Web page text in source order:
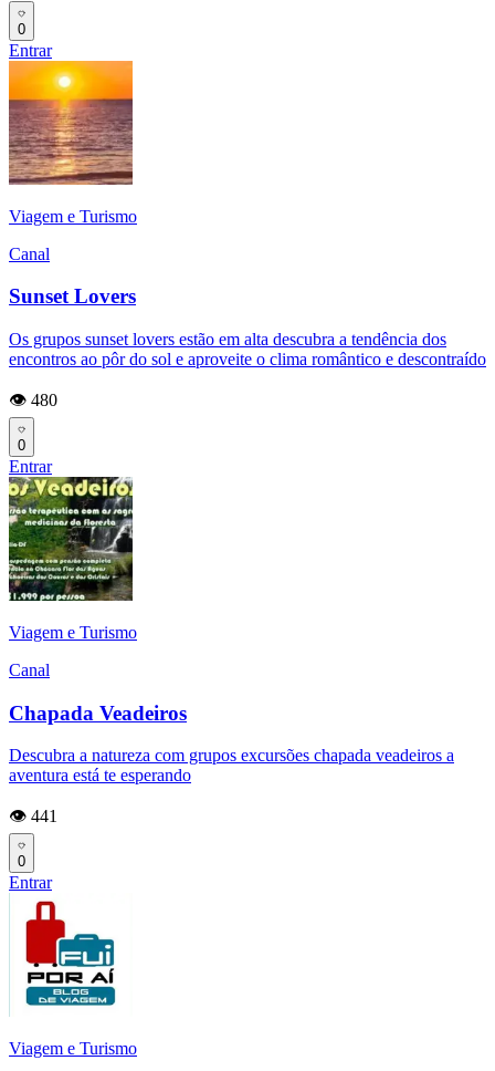
0
Entrar
Viagem e Turismo
Canal
Sunset Lovers
Os grupos sunset lovers estão em alta descubra a tendência dos
encontros ao pôr do sol e aproveite o clima romântico e descontraído
👁️ 480
0
Entrar
Viagem e Turismo
Canal
Chapada Veadeiros
Descubra a natureza com grupos excursões chapada veadeiros a
aventura está te esperando
👁️ 441
0
Entrar
Viagem e Turismo